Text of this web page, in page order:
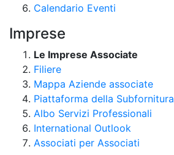
Calendario Eventi
Imprese
Le Imprese Associate
Filiere
Mappa Aziende associate
Piattaforma della Subfornitura
Albo Servizi Professionali
International Outlook
Associati per Associati